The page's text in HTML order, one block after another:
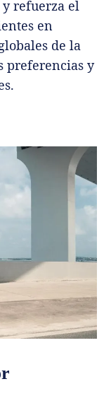
refuerza el
en
de la
preferencias y